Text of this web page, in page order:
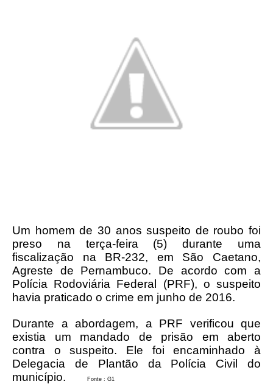
Um homem de 30 anos suspeito de roubo foi
preso na terça-feira (5) durante uma
fiscalização na BR-232, em São Caetano,
Agreste de Pernambuco. De acordo com a
Polícia Rodoviária Federal (PRF), o suspeito
havia praticado o crime em junho de 2016.
Durante a abordagem, a PRF verificou que
existia um mandado de prisão em aberto
contra o suspeito. Ele foi encaminhado à
Delegacia de Plantão da Polícia Civil do
município.
Fonte : G1